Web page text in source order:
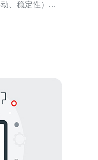
、稳定性）。
时段/节点比